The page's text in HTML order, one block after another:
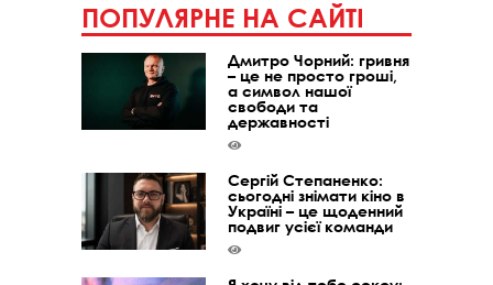
ПОПУЛЯРНЕ НА САЙТІ
Дмитро Чорний: гривня
– це не просто гроші,
а символ нашої
свободи та
державності
Сергій Степаненко:
сьогодні знімати кіно в
Україні – це щоденний
подвиг усієї команди